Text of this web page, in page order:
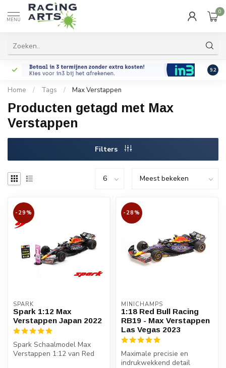
MENU
0
9.2
Home / Tags / Max Verstappen
Producten getagd met Max
Verstappen
Filters
-29%
SPARK
Spark 1:12 Max
Verstappen Japan 2022
Spark Schaalmodel Max
Verstappen 1:12 van Red
-28%
MINICHAMPS
1:18 Red Bull Racing
RB19 - Max Verstappen
Las Vegas 2023
Maximale precisie en
indrukwekkend detail